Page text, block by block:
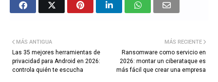
MÁS RECIENTE
Ransomware como servicio en
2026: montar un ciberataque es
más fácil que crear una empresa
MÁS ANTIGUA
Las 35 mejores herramientas de
privacidad para Android en 2026:
controla quién te escucha